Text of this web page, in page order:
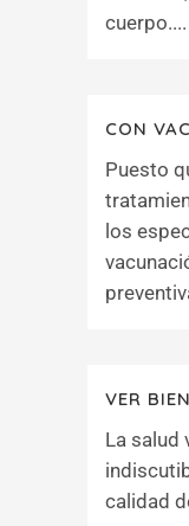
cuerpo....
CON
Puesto
los
VER
La salud
calidad